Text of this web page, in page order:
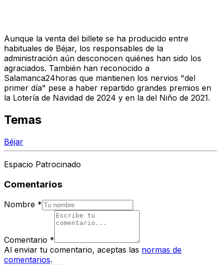
Aunque la venta del billete se ha producido entre
habituales de Béjar, los responsables de la
administración aún desconocen quiénes han sido los
agraciados. También han reconocido a
Salamanca24horas que mantienen los nervios "del
primer día" pese a haber repartido grandes premios en
la Lotería de Navidad de 2024 y en la del Niño de 2021.
Temas
Béjar
Espacio Patrocinado
Comentarios
Nombre *
Comentario *
Al enviar tu comentario, aceptas las normas de
comentarios.